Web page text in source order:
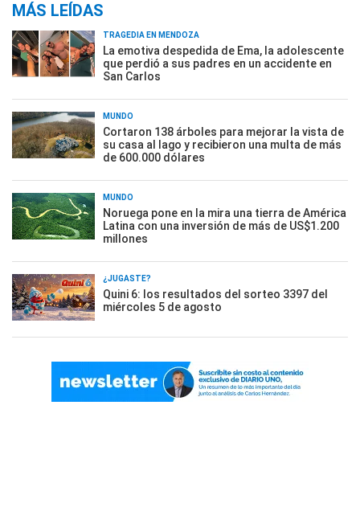
MÁS LEÍDAS
TRAGEDIA EN MENDOZA
La emotiva despedida de Ema, la adolescente
que perdió a sus padres en un accidente en
San Carlos
MUNDO
Cortaron 138 árboles para mejorar la vista de
su casa al lago y recibieron una multa de más
de 600.000 dólares
MUNDO
Noruega pone en la mira una tierra de América
Latina con una inversión de más de US$1.200
millones
¿JUGASTE?
Quini 6: los resultados del sorteo 3397 del
miércoles 5 de agosto